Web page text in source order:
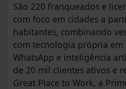
São 220 franqueados e
com foco em cidades a
habitantes, combinando
com tecnologia própria em
WhatsApp e inteligência
de 20 mil clientes ativos e
Great Place to Work, a